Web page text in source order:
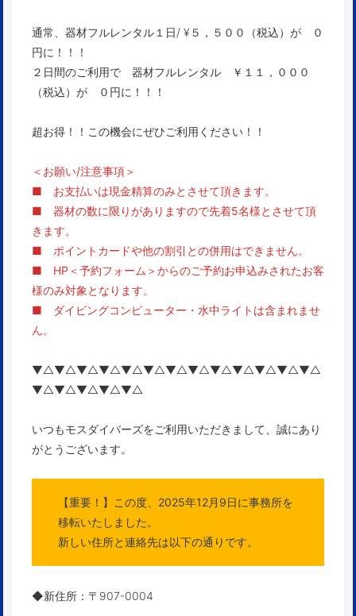
通常、器材フルレンタル１日/ ¥５，５００（税込）が ０
円に！！！
２日間のご利用で 器材フルレンタル ￥１１，０００
（税込）が ０円に！！！
超お得！！この機会にぜひご利用ください！！
＜ お願い/注意事項＞
■ お支払いは現金精算のみとさせて頂きます。
■ 器材の数に限りがありますので先着5名様とさせて頂
きます。
■ ポイントカードや他の割引との併用はできません。
■ HP＜予約フォーム＞からのご予約お申込みされたお客
様のみ対象となります。
■ ダイビングコンピューター・水中ライトは含まれませ
ん。
▼△▼△▼△▼△▼△▼△▼△▼△▼△▼△▼△▼△▼△
▼△▼△▼△▼△▼△
いつもモスダイバーズをご利用いただきまして、誠にあり
がとうございます。
【重要！】この度、 2025年12月9日に事務所を
移転いたしました。
新しい住所と連絡先は以下の通りです。
◆新住所 ：〒907-0004